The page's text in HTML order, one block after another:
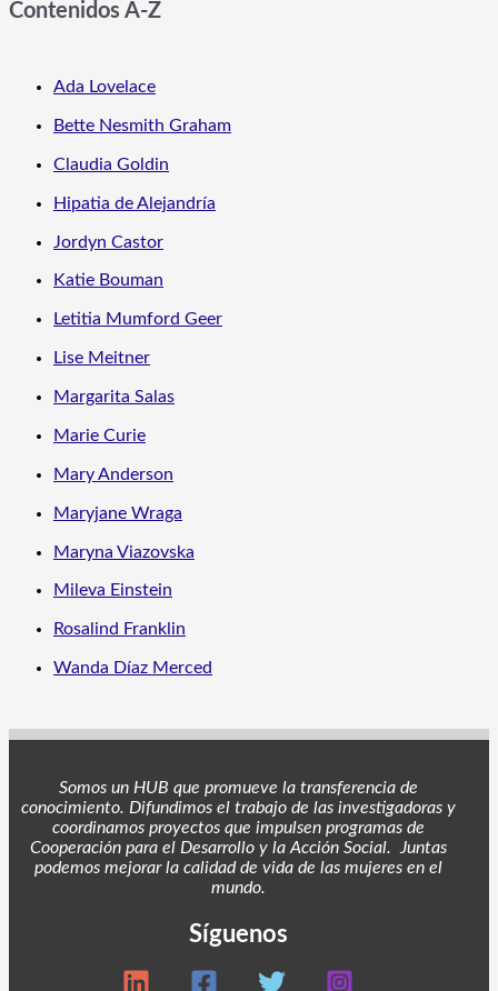
Contenidos A-Z
Ada Lovelace
Bette Nesmith Graham
Claudia Goldin
Hipatia de Alejandría
Jordyn Castor
Katie Bouman
Letitia Mumford Geer
Lise Meitner
Margarita Salas
Marie Curie
Mary Anderson
Maryjane Wraga
Maryna Viazovska
Mileva Einstein
Rosalind Franklin
Wanda Díaz Merced
Somos un HUB que promueve la transferencia de
conocimiento. Difundimos el trabajo de las investigadoras y
coordinamos proyectos que impulsen programas de
Cooperación para el Desarrollo y la Acción Social. Juntas
podemos mejorar la calidad de vida de las mujeres en el
mundo.
Síguenos